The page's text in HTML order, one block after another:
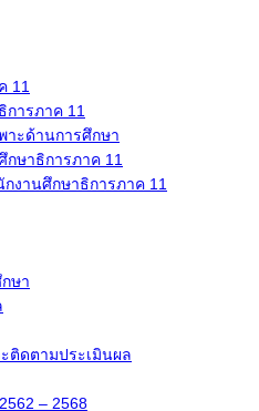
11
การภาค 11
าะด้านการศึกษา
กษาธิการภาค 11
งานศึกษาธิการภาค 11
ษา
ติดตามประเมินผล
– 2568